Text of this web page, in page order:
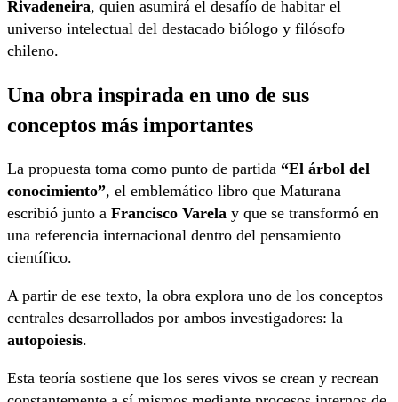
Rivadeneira, quien asumirá el desafío de habitar el
universo intelectual del destacado biólogo y filósofo
chileno.
Una obra inspirada en uno de sus
conceptos más importantes
La propuesta toma como punto de partida “El árbol del
conocimiento”, el emblemático libro que Maturana
escribió junto a Francisco Varela y que se transformó en
una referencia internacional dentro del pensamiento
científico.
A partir de ese texto, la obra explora uno de los conceptos
centrales desarrollados por ambos investigadores: la
autopoiesis.
Esta teoría sostiene que los seres vivos se crean y recrean